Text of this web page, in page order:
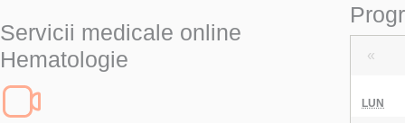
Servicii medicale online
Hematologie
«
LUN